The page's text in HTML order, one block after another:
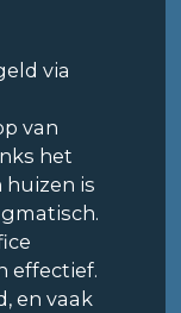
via
van
het
huizen is
effectief.
en vaak